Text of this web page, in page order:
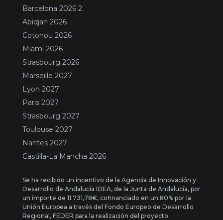
Barcelona 2026 2
Abidjan 2026
Cotonou 2026
Miami 2026
Strasbourg 2026
Marseille 2027
Lyon 2027
Paris 2027
Strasbourg 2027
Toulouse 2027
Nantes 2027
Castilla-La Mancha 2026
Se ha recibido un incentivo de la Agencia de Innovación y
Desarrollo de Andalucía IDEA, de la Junta de Andalucía, por
un importe de 11.731,78€, cofinanciado en un 80% por la
Unión Europea a través del Fondo Europeo de Desarrollo
Regional, FEDER para la realización del proyecto